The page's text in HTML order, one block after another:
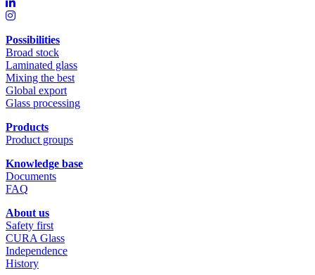
Possibilities
Broad stock
Laminated glass
Mixing the best
Global export
Glass processing
Products
Product groups
Knowledge base
Documents
FAQ
About us
Safety first
CURA Glass
Independence
History